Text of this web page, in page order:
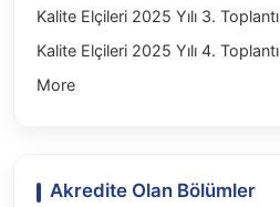
Kalite Elçileri 2025 Yılı 3. Toplantı
Kalite Elçileri 2025 Yılı 4. Toplantı
More
Akredite Olan Bölümler